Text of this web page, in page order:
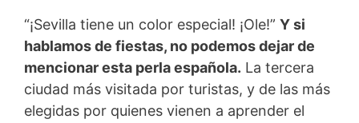
“¡Sevilla tiene un color especial! ¡Ole!” Y si
hablamos de fiestas, no podemos dejar de
mencionar esta perla española. La tercera
ciudad más visitada por turistas, y de las más
elegidas por quienes vienen a aprender el